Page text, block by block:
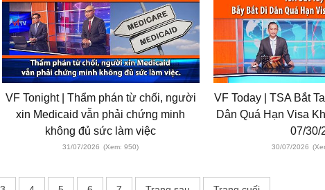
VF Tonight | Thẩm phán từ chối, người
xin Medicaid vẫn phải chứng minh
không đủ sức làm việc
31/07/2026 (Xem: 950)
VF Today | TSA Bắt
Dân Quá Hạn Visa
07/30/
30/07/2026